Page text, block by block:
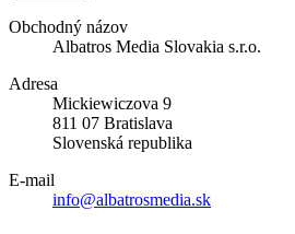
Obchodný názov
Albatros Media Slovakia s.r.o.
Adresa
Mickiewiczova 9
811 07 Bratislava
Slovenská republika
E-mail
info@albatrosmedia.sk